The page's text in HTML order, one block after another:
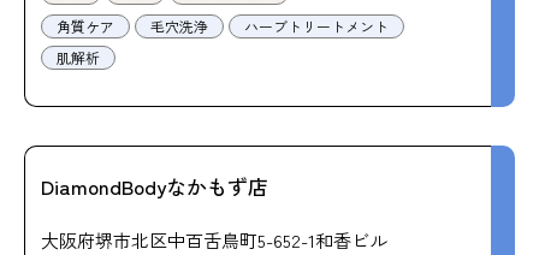
角質ケア
毛穴洗浄
ハーブトリートメント
肌解析
DiamondBodyなかもず店
大阪府堺市北区中百舌鳥町5-652-1和香ビル